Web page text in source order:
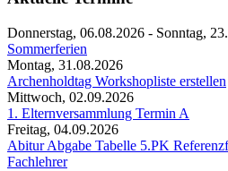
Donnerstag, 06.08.2026 - Sonntag,
Sommerferien
Montag, 31.08.2026
Archenholdtag Workshopliste erstellen
Mittwoch, 02.09.2026
1. Elternversammlung Termin A
Freitag, 04.09.2026
Abitur Abgabe Tabelle 5.PK
Fachlehrer